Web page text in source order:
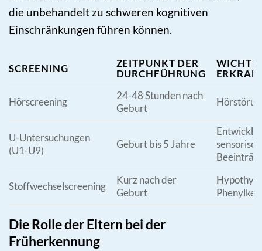
die unbehandelt zu schweren kognitiven
Einschränkungen führen können.
SCREENING
ZEITPUNKT DER
DURCHFÜHRUNG
Hörscreening
24-48 Stunden nach
Geburt
U-Untersuchungen
(U1-U9)
Geburt bis 5 Jahre
Stoffwechselscreening
Kurz nach der
Geburt
Die Rolle der Eltern bei der
Früherkennung